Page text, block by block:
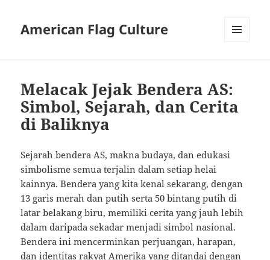
American Flag Culture
Melacak Jejak Bendera AS:
Simbol, Sejarah, dan Cerita
di Baliknya
Sejarah bendera AS, makna budaya, dan edukasi
simbolisme semua terjalin dalam setiap helai
kainnya. Bendera yang kita kenal sekarang, dengan
13 garis merah dan putih serta 50 bintang putih di
latar belakang biru, memiliki cerita yang jauh lebih
dalam daripada sekadar menjadi simbol nasional.
Bendera ini mencerminkan perjuangan, harapan,
dan identitas rakyat Amerika yang ditandai dengan